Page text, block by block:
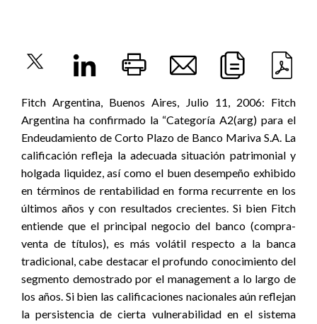
Fitch Argentina, Buenos Aires, Julio 11, 2006: Fitch
Argentina ha confirmado la “Categoría A2(arg) para el
Endeudamiento de Corto Plazo de Banco Mariva S.A. La
calificación refleja la adecuada situación patrimonial y
holgada liquidez, así como el buen desempeño exhibido
en términos de rentabilidad en forma recurrente en los
últimos años y con resultados crecientes. Si bien Fitch
entiende que el principal negocio del banco (compra-
venta de títulos), es más volátil respecto a la banca
tradicional, cabe destacar el profundo conocimiento del
segmento demostrado por el management a lo largo de
los años. Si bien las calificaciones nacionales aún reflejan
la persistencia de cierta vulnerabilidad en el sistema